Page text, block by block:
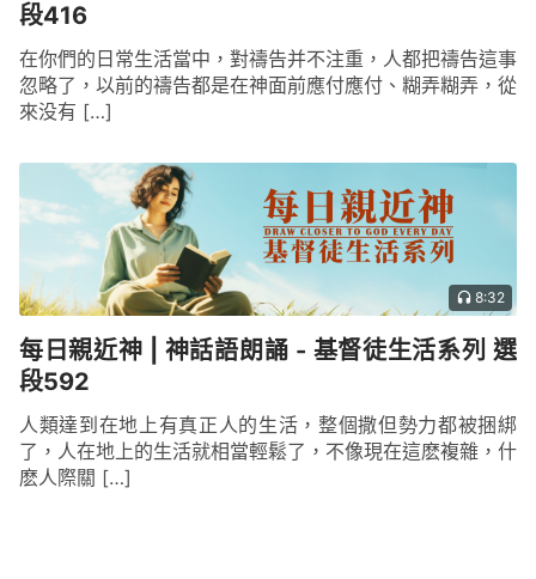
段416
在你們的日常生活當中，對禱告并不注重，人都把禱告這事
忽略了，以前的禱告都是在神面前應付應付、糊弄糊弄，從
來没有 […]
8:32
每日親近神 | 神話語朗誦 - 基督徒生活系列 選
段592
人類達到在地上有真正人的生活，整個撒但勢力都被捆綁
了，人在地上的生活就相當輕鬆了，不像現在這麽複雜，什
麽人際關 […]